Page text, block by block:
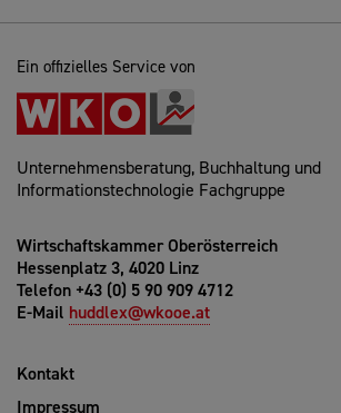
Ein offizielles Service von
Unternehmensberatung, Buchhaltung und
Informationstechnologie Fachgruppe
Wirtschaftskammer Oberösterreich
Hessenplatz 3, 4020 Linz
Telefon +43 (0) 5 90 909 4712
E-Mail huddlex@wkooe.at
Kontakt
Impressum